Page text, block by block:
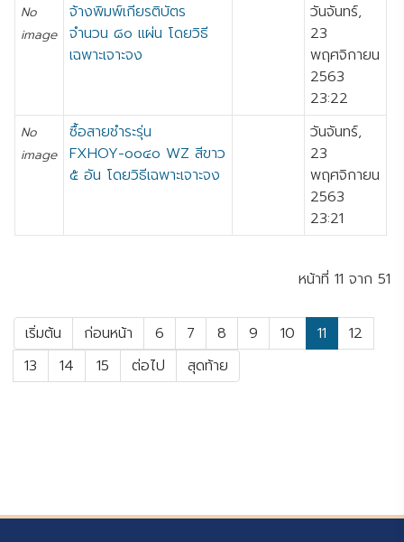
No
image
จ้างพิมพ์เกียรติบัตร
จำนวน ๘๐ แผ่น โดยวิธี
เฉพาะเจาะจง
วันจันทร์,
23
พฤศจิกายน
2563
23:22
No
image
ซื้อสายชำระรุ่น
FXHOY-๐๐๔๐ WZ สีขาว
๕ อัน โดยวิธีเฉพาะเจาะจง
วันจันทร์,
23
พฤศจิกายน
2563
23:21
หน้าที่ 11 จาก 51
เริ่มต้น ก่อนหน้า 6 7 8 9 10 11
12
13
14 15 ต่อไป สุดท้าย